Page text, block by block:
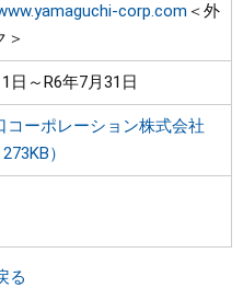
corp.com ＜外
＞
日～R6年7月31日
コーポレーション株式会社
）
る